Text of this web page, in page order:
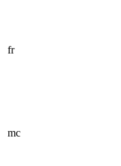
fr
mc